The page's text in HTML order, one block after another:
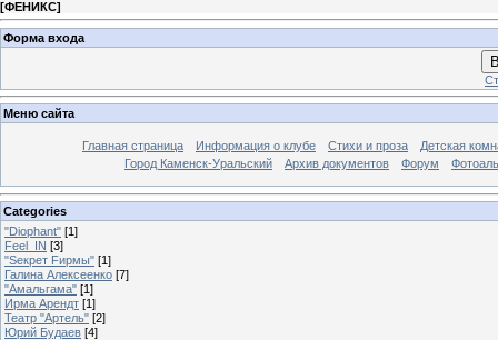
[ФЕНИКС]
Форма входа
Меню сайта
Главная страница Информация о клубе Стихи и проза
Детская
Город Каменск-Уральский
Архив документов Форум
Categories
"Diophant" [1]
Feel_IN [3]
"Sекрет Fирмы" [1]
Галина Алексеенко [7]
"Амальгама" [1]
Ирма Арендт [1]
Театр "Артель" [2]
Юрий Будаев [4]